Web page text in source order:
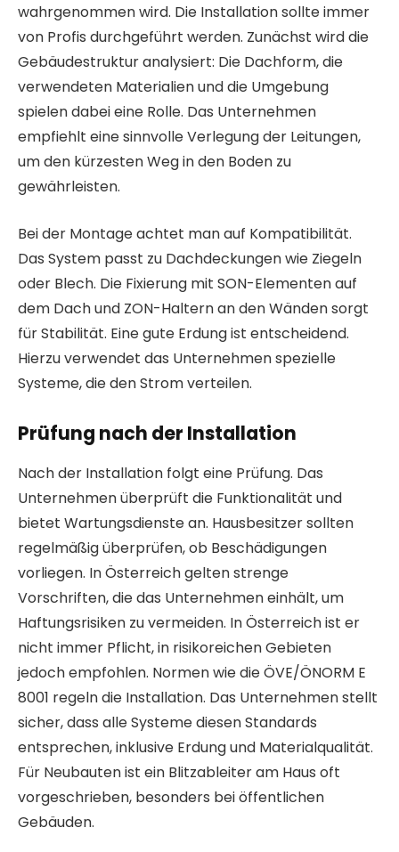
wahrgenommen wird. Die Installation sollte immer
von Profis durchgeführt werden. Zunächst wird die
Gebäudestruktur analysiert: Die Dachform, die
verwendeten Materialien und die Umgebung
spielen dabei eine Rolle. Das Unternehmen
empfiehlt eine sinnvolle Verlegung der Leitungen,
um den kürzesten Weg in den Boden zu
gewährleisten.
Bei der Montage achtet man auf Kompatibilität.
Das System passt zu Dachdeckungen wie Ziegeln
oder Blech. Die Fixierung mit SON-Elementen auf
dem Dach und ZON-Haltern an den Wänden sorgt
für Stabilität. Eine gute Erdung ist entscheidend.
Hierzu verwendet das Unternehmen spezielle
Systeme, die den Strom verteilen.
Prüfung nach der Installation
Nach der Installation folgt eine Prüfung. Das
Unternehmen überprüft die Funktionalität und
bietet Wartungsdienste an. Hausbesitzer sollten
regelmäßig überprüfen, ob Beschädigungen
vorliegen. In Österreich gelten strenge
Vorschriften, die das Unternehmen einhält, um
Haftungsrisiken zu vermeiden. In Österreich ist er
nicht immer Pflicht, in risikoreichen Gebieten
jedoch empfohlen. Normen wie die ÖVE/ÖNORM E
8001 regeln die Installation. Das Unternehmen stellt
sicher, dass alle Systeme diesen Standards
entsprechen, inklusive Erdung und Materialqualität.
Für Neubauten ist ein Blitzableiter am Haus oft
vorgeschrieben, besonders bei öffentlichen
Gebäuden.